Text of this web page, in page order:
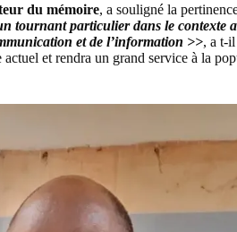
du mémoire, a souligné la
tournant particulier dans le contexte
et de l’information >>, a t-
et rendra un grand service à la